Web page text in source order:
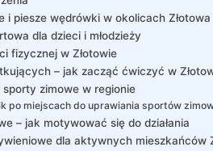
i piesze wędrówki⁢ w okolicach⁤ Złotowa
dla dzieci i⁣ młodzieży
fizycznej​ w Złotowie
– ⁤jak zacząć ⁣ćwiczyć w​
sporty ‌zimowe‌ w regionie
po ⁣miejscach do uprawiania sportów
– jak ‍motywować ​się do‍ działania
dla aktywnych mieszkańców